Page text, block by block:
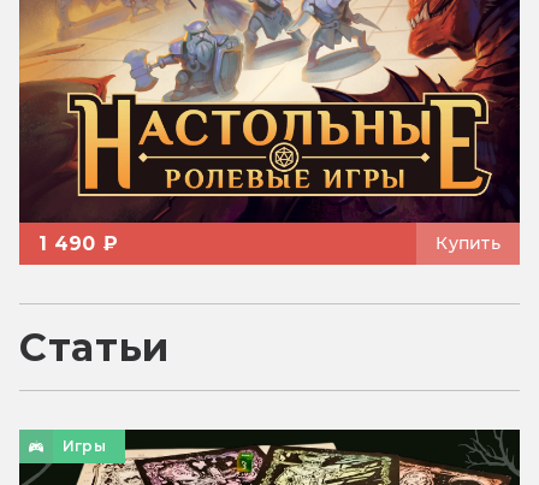
1 490 ₽ Купить
Статьи
Игры